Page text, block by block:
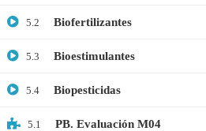
5.2 Biofertilizantes
5.3 Bioestimulantes
5.4 Biopesticidas
5.1 PB. Evaluación M04
Contáctanos